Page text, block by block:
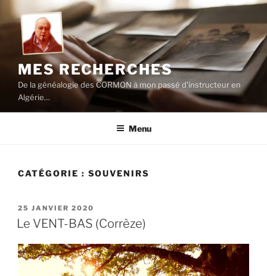
au
contenu
principal
MES RECHERCHES
De la généalogie des CORMON à mon passé d'instructeur en
Algérie…
Menu
CATÉGORIE : SOUVENIRS
PUBLIÉ
LE
25 JANVIER 2020
Le VENT-BAS (Corrèze)